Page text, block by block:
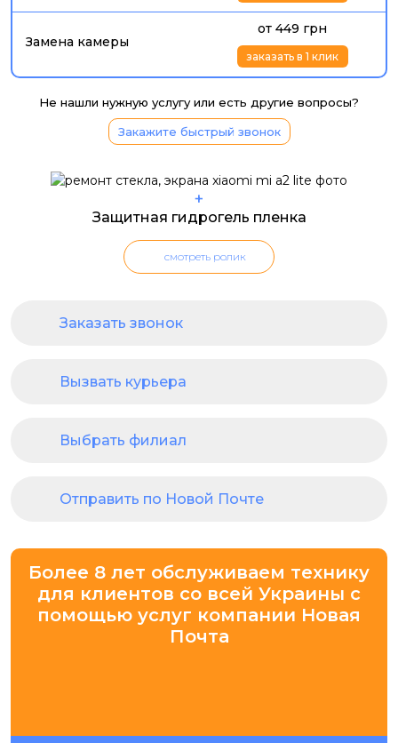
Замена камеры
от 449 грн
заказать в 1 клик
Не нашли нужную услугу или есть другие вопросы?
Закажите быстрый звонок
+
Защитная гидрогель пленка
смотреть ролик
Заказать звонок
Вызвать курьера
Выбрать филиал
Отправить по Новой Почте
Более 8 лет обслуживаем технику
для клиентов со всей Украины с
помощью услуг компании Новая
Почта